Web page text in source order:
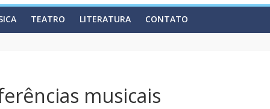
TEATRO LITERATURA CONTATO
musicais